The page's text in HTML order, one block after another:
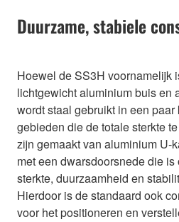
Duurzame, stabiele
Hoewel de SS3H voornamelijk
lichtgewicht aluminium buis en
wordt staal gebruikt in een
gebieden die de totale sterkte
zijn gemaakt van aluminium U-
met een dwarsdoorsnede die
sterkte, duurzaamheid en
Hierdoor is de standaard ook
voor het positioneren en